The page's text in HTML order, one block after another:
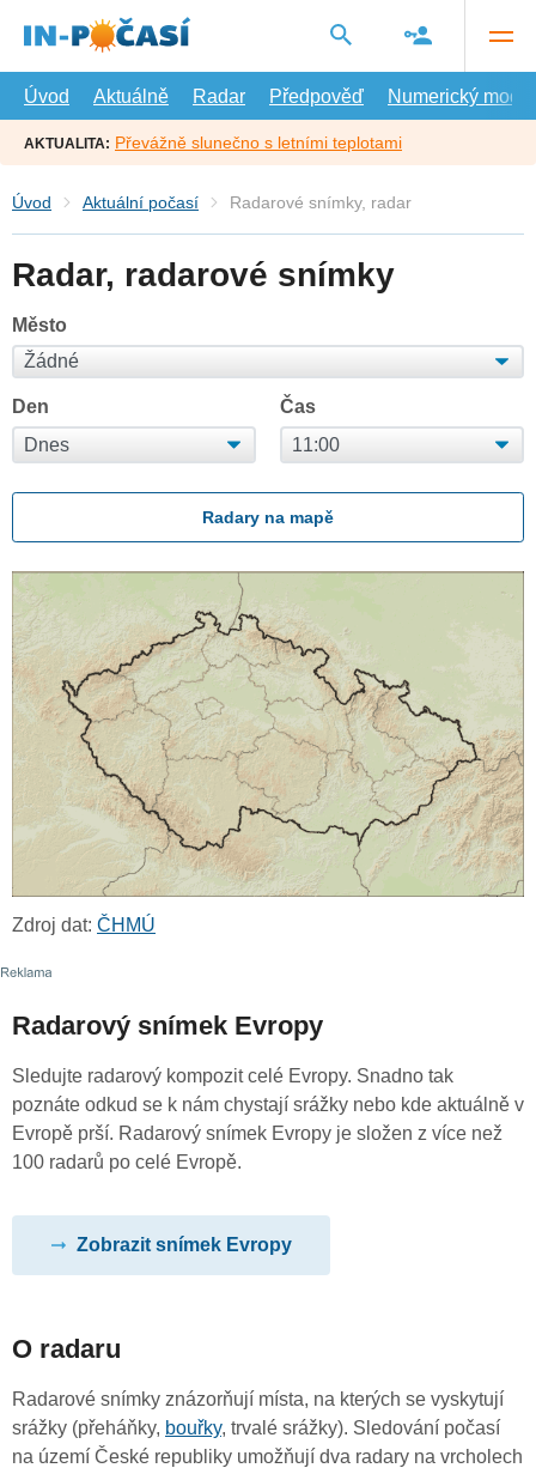
hlavní
Úvod
Aktuálně Radar Předpověď Numerický model
AKTUALITA: Převážně slunečno s letními teplotami
Úvod Aktuální počasí Radarové snímky, radar
Radar, radarové snímky
Město
Den Čas
Radary na mapě
Zdroj dat: ČHMÚ
Radarový snímek Evropy
Sledujte radarový kompozit celé Evropy. Snadno tak
poznáte odkud se k nám chystají srážky nebo kde aktuálně v
Evropě prší. Radarový snímek Evropy je složen z více než
100 radarů po celé Evropě.
Zobrazit snímek Evropy
O radaru
Radarové snímky znázorňují místa, na kterých se vyskytují
srážky (přeháňky, bouřky, trvalé srážky). Sledování počasí
na území České republiky umožňují dva radary na vrcholech